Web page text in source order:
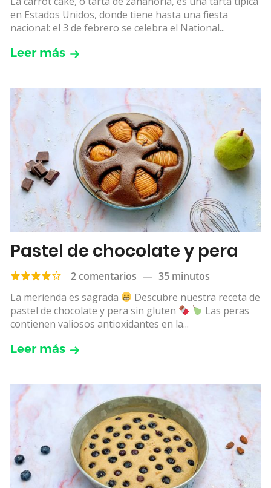
en Estados Unidos, donde tiene hasta una fiesta
nacional: el 3 de febrero se celebra el National...
Leer más
Pastel de chocolate y pera
2 comentarios — 35 minutos
La merienda es sagrada
Descubre nuestra receta de
pastel de chocolate y pera sin gluten
Las peras
contienen valiosos antioxidantes en la...
Leer más